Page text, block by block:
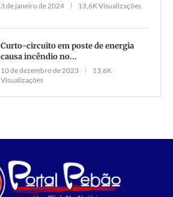
3 de janeiro de 2024 13,6K Visualizações
Curto-circuito em poste de energia
causa incêndio no...
10 de dezembro de 2023
13,6K
Visualizações